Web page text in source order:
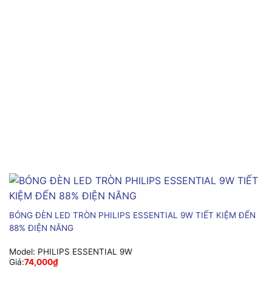
BÓNG ĐÈN LED TRÒN PHILIPS ESSENTIAL 9W TIẾT KIỆM ĐẾN
88% ĐIỆN NĂNG
Model: PHILIPS ESSENTIAL 9W
Giá:74,000₫